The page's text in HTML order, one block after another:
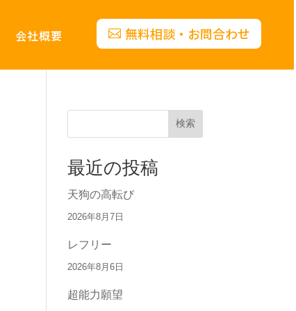
会社概要 無料相談・お問合わせ
検索
最近の投稿
天狗の高転び
2026年8月7日
レフリー
2026年8月6日
超能力願望